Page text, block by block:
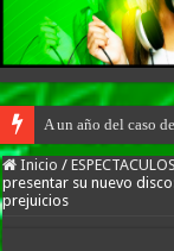
A un año del caso
Inicio / ESPECTACULOS
presentar su nuevo
prejuicios